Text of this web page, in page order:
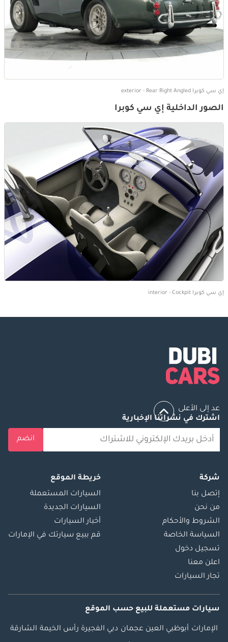
إي سي كوبرا exterior - Rear Right Angled
الصور الداخلية إي سي كوبرا
إي سي كوبرا interior - Cockpit
عد إلى الأعلى
اشترك في نشراتنا الإخبارية
انضم
شركة
إتصل بنا
من نحن
الشروط والأحكام
السياسة الخاصة
تسجيل دخول
اعلن معنا
تجار السيارات
خريطة الموقع
السيارات المستعملة
السيارات الجديدة
أخبار السيارات
قم ببيع سيارتك في الإمارات
سيارات مستعملة للبيع حسب الموقع
الإمارات أبوظبي العين عجمان دبي الفجيرة رأس الخيمة الشارقة